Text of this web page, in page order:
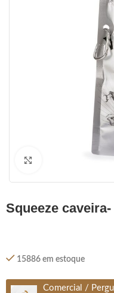
squeeze
15886 em estoque
Comercial /